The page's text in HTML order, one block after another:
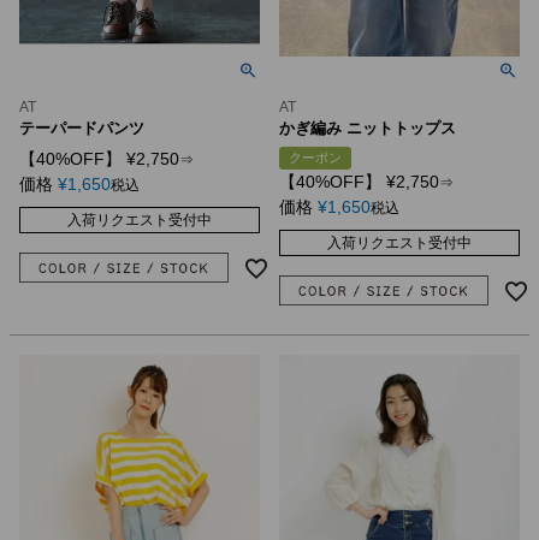
AT
テーパードパンツ
【40%OFF】 ¥2,750⇒
価格 ¥1,650税込
入荷リクエスト受付中
AT
かぎ編み ニットトップス
クーポン
【40%OFF】 ¥2,750⇒
価格 ¥1,650税込
入荷リクエスト受付中